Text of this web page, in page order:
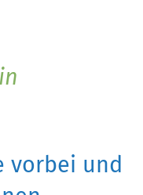
vorbei und